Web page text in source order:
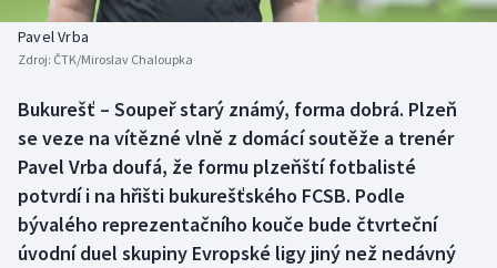
Basketbal
Boby a skeleton
Box
Curling
Aplikace ČT sport
Pavel Vrba
Zdroj: ČTK/Miroslav Chaloupka
Bukurešť – Soupeř starý známý, forma dobrá. Plzeň
se veze na vítězné vlně z domácí soutěže a trenér
Pavel Vrba doufá, že formu plzeňští fotbalisté
potvrdí i na hřišti bukurešťského FCSB. Podle
bývalého reprezentačního kouče bude čtvrteční
úvodní duel skupiny Evropské ligy jiný než nedávný